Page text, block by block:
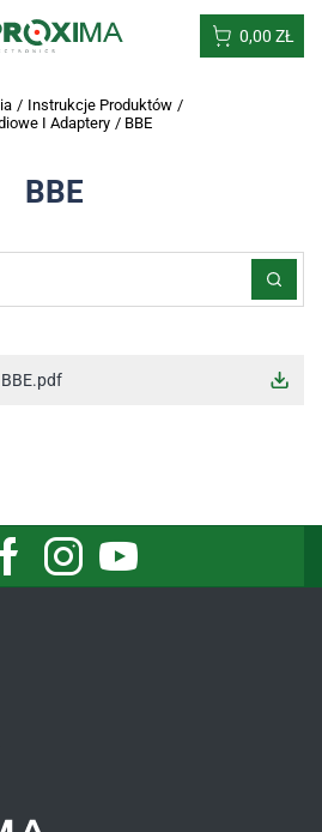
0,00 ZŁ
/ Instrukcje Produktów /
I Adaptery / BBE
BBE
FacebookInstagramYoutube